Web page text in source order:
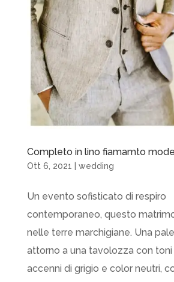
Completo in lino fiamamto
Ott 6, 2021 wedding
Un evento sofisticato di respiro
contemporaneo, questo
nelle terre marchigiane. Una
attorno a una tavolozza con toni
accenni di grigio e color neutri,